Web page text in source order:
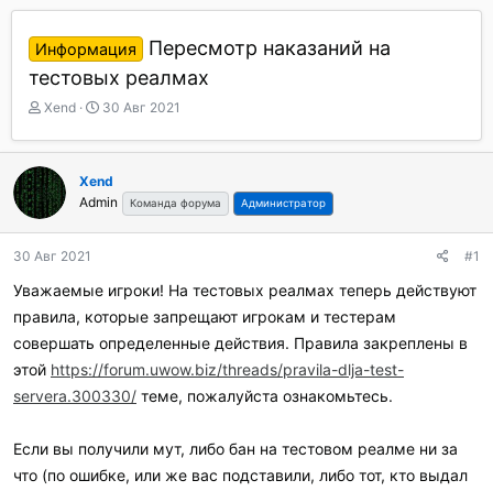
Информация
Пересмотр наказаний на
тестовых реалмах
А
т
о
р
т
ы
Xend
Д
т
н
а
а
30 Авг 2021
Xend
Admin
Команда форума Администратор
30 Авг 2021 #1
Уважаемые игроки! На тестовых реалмах теперь действуют
правила, которые запрещают игрокам и тестерам
совершать определенные действия. Правила закреплены в
этой https://forum.uwow.biz/threads/pravila-dlja-test-
servera.300330/ теме, пожалуйста ознакомьтесь.
Если вы получили мут, либо бан на тестовом реалме ни за
что (по ошибке, или же вас подставили, либо тот, кто выдал